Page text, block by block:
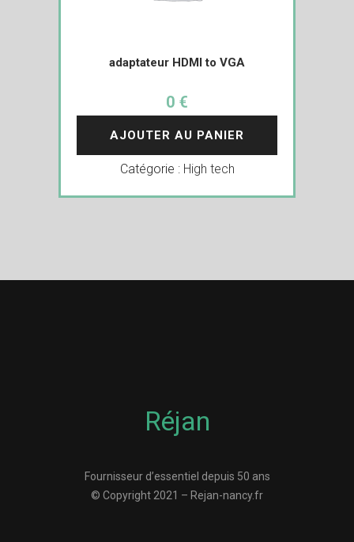
adaptateur HDMI to VGA
0 €
AJOUTER AU PANIER
Catégorie : High tech
Réjan
Fournisseur d’essentiel depuis 50 ans
© Copyright 2021 – Rejan-nancy.fr